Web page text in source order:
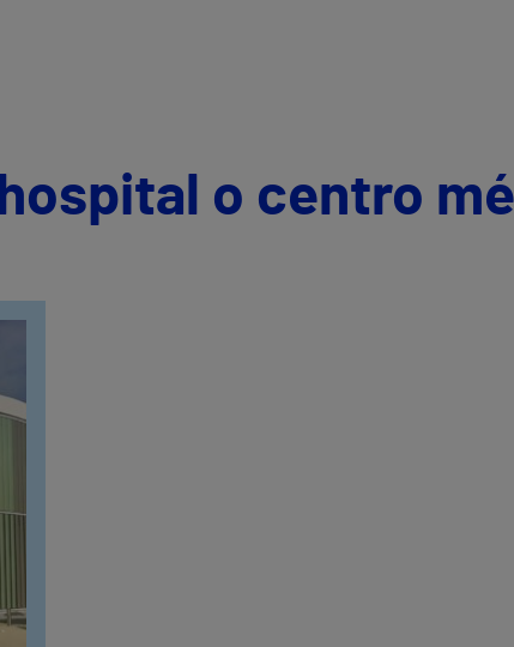
o centro